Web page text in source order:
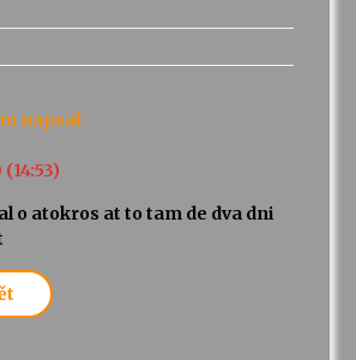
napsal:
o atokros at to tam de dva dni